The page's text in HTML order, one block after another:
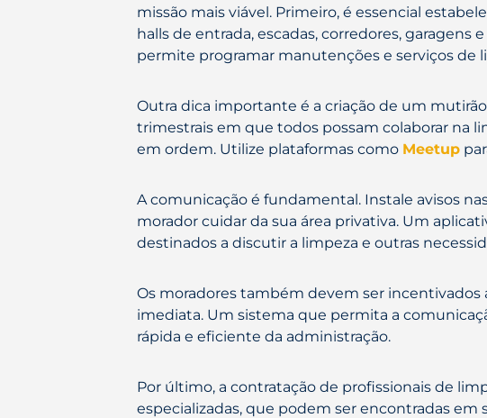
missão mais viável. Primeiro, é essencial
halls de entrada, escadas, corredores, garagens
permite programar manutenções e serviços de
Outra dica importante é a criação de um
trimestrais em que todos possam colaborar na
em ordem. Utilize plataformas como Meetup
A comunicação é fundamental. Instale avisos
morador cuidar da sua área privativa. Um
destinados a discutir a limpeza e outras
Os moradores também devem ser
imediata. Um sistema que permita a
rápida e eficiente da administração.
Por último, a contratação de profissionais de
especializadas, que podem ser encontradas em